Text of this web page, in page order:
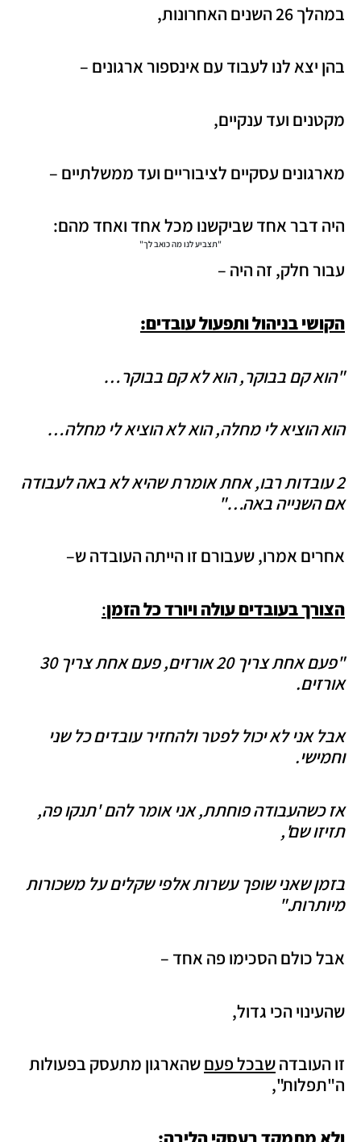
במהלך 26 השנים האחרונות,
בהן יצא לנו לעבוד עם אינספור ארגונים –
מקטנים ועד ענקיים,
מארגונים עסקיים לציבוריים ועד ממשלתיים –
היה דבר אחד שביקשנו מכל אחד ואחד מהם:
"תצביע לנו מה כואב לך"
עבור חלק, זה היה –
הקושי בניהול ותפעול עובדים:
"הוא קם בבוקר, הוא לא קם בבוקר…
הוא הוציא לי מחלה, הוא לא הוציא לי מחלה…
2 עובדות רבו, אחת אומרת שהיא לא באה לעבודה
אם השנייה באה…"
אחרים אמרו, שעבורם זו הייתה העובדה ש–
הצורך בעובדים עולה ויורד כל הזמן:
"פעם אחת צריך 20 אורזים, פעם אחת צריך 30
אורזים.
אבל אני לא יכול לפטר ולהחזיר עובדים כל שני
וחמישי.
אז כשהעבודה פוחתת, אני אומר להם 'תנקו פה,
תזיזו שם',
בזמן שאני שופך עשרות אלפי שקלים על משכורות
מיותרות."
אבל כולם הסכימו פה אחד –
שהעינוי הכי גדול,
זו העובדהשבכל פעםשהארגון מתעסק בפעולות
ה"תפלות",